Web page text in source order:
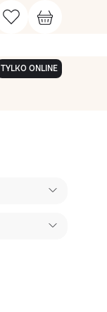
TYLKO ONLINE